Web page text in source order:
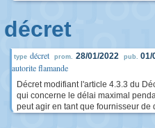
décret
type décret prom. 28/01/2022 pub. 01/
autorite flamande
Décret modifiant l'article 4.3.3 du
qui concerne le délai maximal
peut agir en tant que fournisseur de